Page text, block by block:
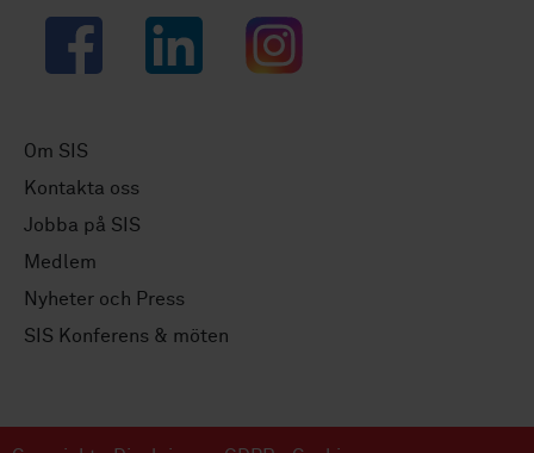
Facebook LinkedIn Instagram
Om SIS
Kontakta oss
Jobba på SIS
Medlem
Nyheter och Press
SIS Konferens & möten